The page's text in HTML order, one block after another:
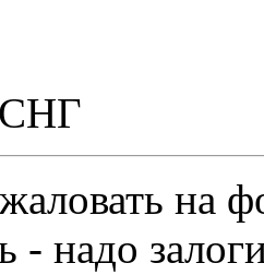
СНГ
на
- надо